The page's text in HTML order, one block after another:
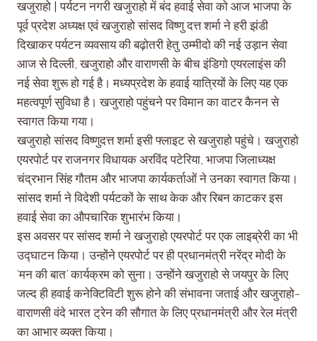
खजुराहो | पर्यटन नगरी खजुराहो में बंद हवाई सेवा को आज भाजपा के
पूर्व प्रदेश अध्यक्ष एवं खजुराहो सांसद विष्णु दत्त शर्मा ने हरी झंडी
दिखाकर पर्यटन व्यवसाय की बढ़ोतरी हेतु उम्मीदो की नई उड़ान सेवा
आज से दिल्ली, खजुराहो और वाराणसी के बीच इंडिगो एयरलाइंस की
नई सेवा शुरू हो गई है। मध्यप्रदेश के हवाई यात्रियों के लिए यह एक
महत्वपूर्ण सुविधा है। खजुराहो पहुंचने पर विमान का वाटर कैनन से
स्वागत किया गया।
खजुराहो सांसद विष्णुदत्त शर्मा इसी फ्लाइट से खजुराहो पहुंचे। खजुराहो
एयरपोर्ट पर राजनगर विधायक अरविंद पटेरिया, भाजपा जिलाध्यक्ष
चंद्रभान सिंह गौतम और भाजपा कार्यकर्ताओं ने उनका स्वागत किया।
सांसद शर्मा ने विदेशी पर्यटकों के साथ केक और रिबन काटकर इस
हवाई सेवा का औपचारिक शुभारंभ किया।
इस अवसर पर सांसद शर्मा ने खजुराहो एयरपोर्ट पर एक लाइब्रेरी का भी
उद्घाटन किया। उन्होंने एयरपोर्ट पर ही प्रधानमंत्री नरेंद्र मोदी के
‘मन की बात’ कार्यक्रम को सुना। उन्होंने खजुराहो से जयपुर के लिए
जल्द ही हवाई कनेक्टिविटी शुरू होने की संभावना जताई और खजुराहो-
वाराणसी वंदे भारत ट्रेन की सौगात के लिए प्रधानमंत्री और रेल मंत्री
का आभार व्यक्त किया।